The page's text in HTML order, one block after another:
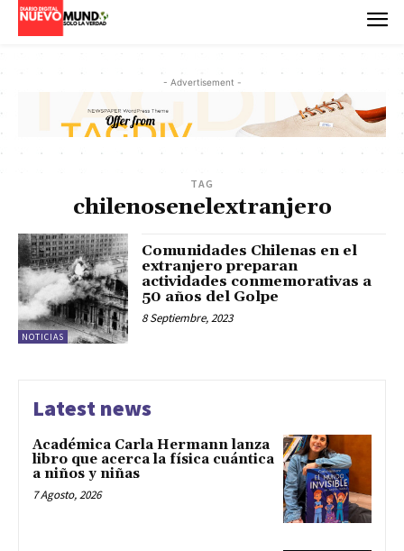
- Advertisement -
TAG
chilenosenelextranjero
NOTICIAS
Comunidades Chilenas en el
extranjero preparan
actividades conmemorativas a
50 años del Golpe
8 Septiembre, 2023
Latest news
Académica Carla Hermann lanza
libro que acerca la física cuántica
a niños y niñas
7 Agosto, 2026